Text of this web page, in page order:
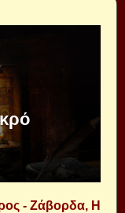
- Ζάβορδα, Η